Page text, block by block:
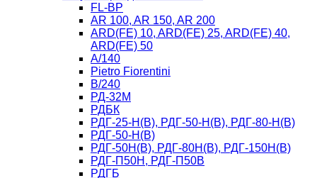
FL-BP
AR 100, AR 150, AR 200
ARD(FE) 10, ARD(FE) 25, ARD(FE) 40,
ARD(FE) 50
A/140
Рietro Fiorentini
B/240
РД-32М
РДБК
РДГ-25-Н(В), РДГ-50-Н(В), РДГ-80-Н(В)
РДГ-50-Н(В)
РДГ-50Н(В), РДГ-80Н(В), РДГ-150Н(В)
РДГ-П50Н, РДГ-П50В
РДГБ